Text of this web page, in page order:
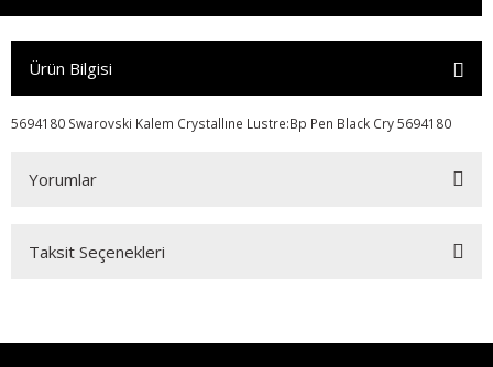
Ürün Bilgisi
5694180 Swarovski Kalem Crystallıne Lustre:Bp Pen Black Cry 5694180
Yorumlar
Taksit Seçenekleri